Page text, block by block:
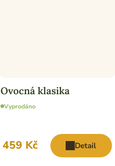
Ovocná klasika
Vyprodáno
459 Kč Detail